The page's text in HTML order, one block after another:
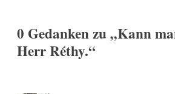
0 Gedanken zu „Kann
Herr Réthy.“